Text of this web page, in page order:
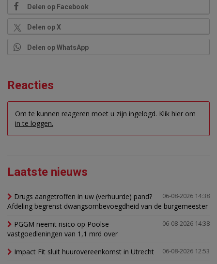
Delen op Facebook
Delen op X
Delen op WhatsApp
Reacties
Om te kunnen reageren moet u zijn ingelogd. Klik hier om
in te loggen.
Laatste nieuws
06-08-2026 14:38
Drugs aangetroffen in uw (verhuurde) pand?
Afdeling begrenst dwangsombevoegdheid van de burgemeester
06-08-2026 14:38
PGGM neemt risico op Poolse
vastgoedleningen van 1,1 mrd over
06-08-2026 12:53
Impact Fit sluit huurovereenkomst in Utrecht